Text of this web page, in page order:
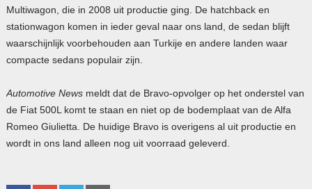
Multiwagon, die in 2008 uit productie ging. De hatchback en
stationwagon komen in ieder geval naar ons land, de sedan blijft
waarschijnlijk voorbehouden aan Turkije en andere landen waar
compacte sedans populair zijn.
Automotive Newsmeldt dat de Bravo-opvolger op het onderstel van
de Fiat 500L komt te staan en niet op de bodemplaat van de Alfa
Romeo Giulietta. De huidige Bravo is overigens al uit productie en
wordt in ons land alleen nog uit voorraad geleverd.